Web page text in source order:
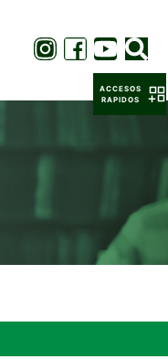
ACCESOS
RAPIDOS